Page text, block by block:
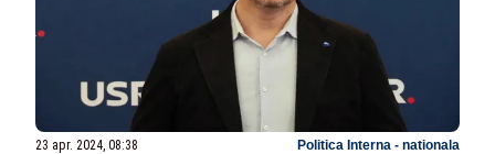
23 apr. 2024, 08:38 Politica Interna - nationala